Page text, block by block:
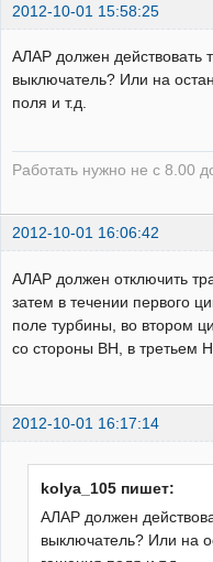
2012-10-01 15:58:25
АЛАР должен действовать
выключатель? Или на
поля и т.д.
Работать нужно не с 8.00
2012-10-01 16:06:42
АЛАР должен отключить
затем в течении первого
поле турбины, во втором
со стороны ВН, в третьем
2012-10-01 16:17:14
kolya_105 пишет:
АЛАР должен
выключатель? Или на